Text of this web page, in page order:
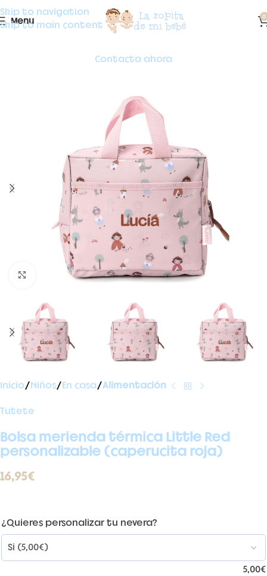
Skip to navigation
Skip to main content
Menu 0
Contacta ahora
Ampliar foto
Inicio Niños En casa Alimentación
Tutete
Bolsa merienda térmica Little Red
personalizable (caperucita roja)
16,95€
¿Quieres personalizar tu nevera?
5,00€